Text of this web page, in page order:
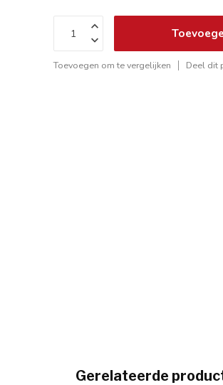
Toevoegen om te vergelijken Deel dit
Gerelateerde